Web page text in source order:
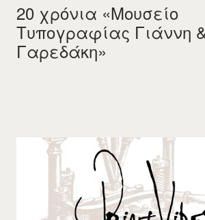
20 χρόνια «Μουσείο
Τυπογραφίας Γιάννη
Γαρεδάκη»